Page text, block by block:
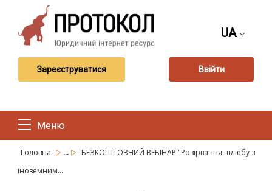
UA
Зареєструватися Ввійти
Меню
Головна ...
БЕЗКОШТОВНИЙ ВЕБІНАР "Розірвання шлюбу з
іноземним...